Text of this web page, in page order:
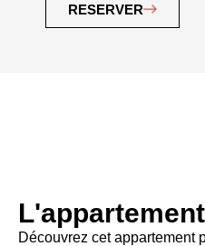
RESERVER
L'appartement
Découvrez cet appartement